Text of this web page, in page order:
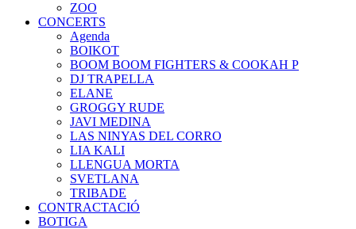
ZOO
CONCERTS
Agenda
BOIKOT
BOOM BOOM FIGHTERS & COOKAH P
DJ TRAPELLA
ELANE
GROGGY RUDE
JAVI MEDINA
LAS NINYAS DEL CORRO
LIA KALI
LLENGUA MORTA
SVETLANA
TRIBADE
CONTRACTACIÓ
BOTIGA